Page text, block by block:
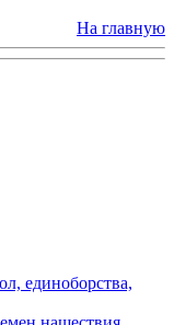
На главную
единоборства,